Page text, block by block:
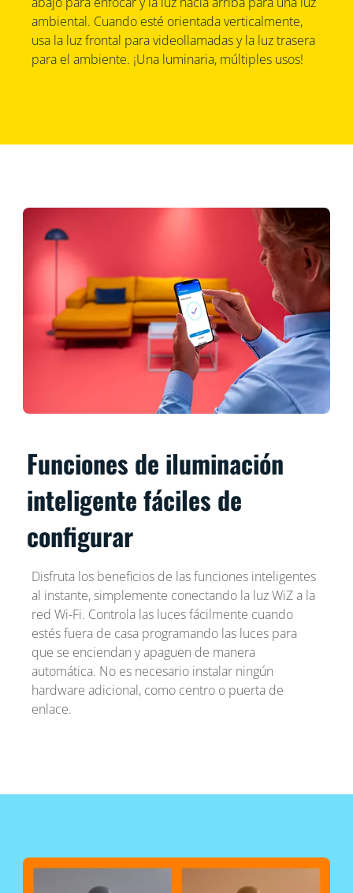
ambiental. Cuando esté orientada verticalmente,
usa la luz frontal para videollamadas y la luz trasera
para el ambiente. ¡Una luminaria, múltiples usos!
Funciones de iluminación
inteligente fáciles de
configurar
Disfruta los beneficios de las funciones inteligentes
al instante, simplemente conectando la luz WiZ a la
red Wi-Fi. Controla las luces fácilmente cuando
estés fuera de casa programando las luces para
que se enciendan y apaguen de manera
automática. No es necesario instalar ningún
hardware adicional, como centro o puerta de
enlace.